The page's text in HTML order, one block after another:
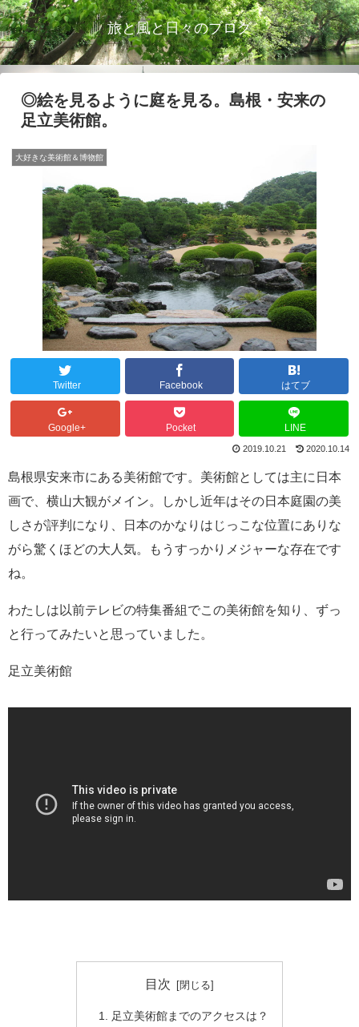
旅と風と日々のブログ
◎絵を見るように庭を見る。島根・安来の
足立美術館。
大好きな美術館＆博物館
Twitter Facebook はてブ
Google+ Pocket LINE
2019.10.21 2020.10.14
島根県安来市にある美術館です。美術館としては主に日本
画で、横山大観がメイン。しかし近年はその日本庭園の美
しさが評判になり、日本のかなりはじっこな位置にありな
がら驚くほどの大人気。もうすっかりメジャーな存在です
ね。
わたしは以前テレビの特集番組でこの美術館を知り、ずっ
と行ってみたいと思っていました。
足立美術館
目次
足立美術館までのアクセスは？